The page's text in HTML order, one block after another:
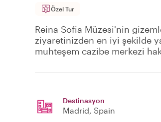
Özel Tur
Reina Sofia Müzesi'nin
ziyaretinizden en iyi şekilde
muhteşem cazibe merkezi
Destinasyon
Madrid, Spain